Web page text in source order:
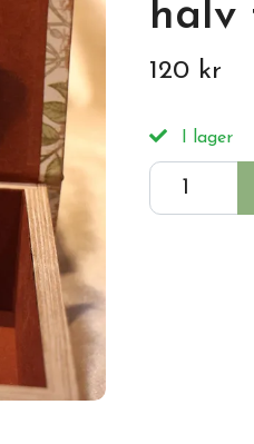
halv
120 kr
I lager